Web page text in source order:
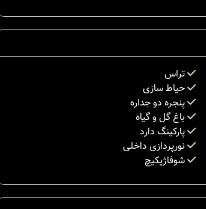
تراس
حیاط سازی
پنجره دو جداره
باغ گل و گیاه
پارکینگ دارد
نورپردازی داخلی
شوفاژپکیچ